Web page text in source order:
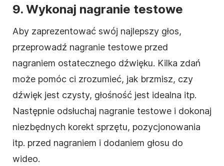
9. Wykonaj nagranie testowe
Aby zaprezentować swój najlepszy głos,
przeprowadź nagranie testowe przed
nagraniem ostatecznego dźwięku. Kilka zdań
może pomóc ci zrozumieć, jak brzmisz, czy
dźwięk jest czysty, głośność jest idealna itp.
Następnie odsłuchaj nagranie testowe i dokonaj
niezbędnych korekt sprzętu, pozycjonowania
itp. przed nagraniem i dodaniem głosu do
wideo.